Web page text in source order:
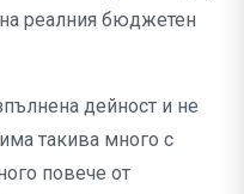
реалния бюджетен
дейност и не
такива много с
повече от